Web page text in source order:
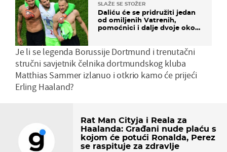
SLAŽE SE STOŽER
Daliću će se pridružiti jedan
od omiljenih Vatrenih,
pomoćnici i dalje dvoje oko
Je li se legenda Borussije Dortmund i trenutačni
stručni savjetnik čelnika dortmundskog kluba
Matthias Sammer izlanuo i otkrio kamo će prijeći
Erling Haaland?
Rat Man Cityja i Reala za
Haalanda: Građani nude plaću s
kojom će potući Ronalda, Perez
se raspituje za zdravlje